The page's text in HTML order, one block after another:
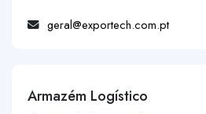
geral@exportech.com.pt
Armazém Logístico